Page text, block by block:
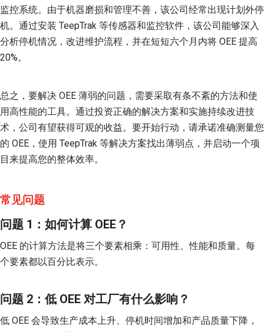
监控系统。由于机器磨损和管理不善，该公司经常出现计划外停
机。通过安装 TeepTrak 等传感器和监控软件，该公司能够深入
分析停机情况，改进维护流程，并在短短六个月内将 OEE 提高
20%。
总之，要解决 OEE 薄弱的问题，需要采取有条不紊的方法和使
用高性能的工具。通过投资正确的解决方案和实施持续改进技
术，公司有望获得可观的收益。要开始行动，请承诺准确测量您
的 OEE，使用 TeepTrak 等解决方案找出薄弱点，并启动一个项
目来提高您的整体效率。
常见问题
问题 1：如何计算 OEE？
OEE 的计算方法是将三个要素相乘：可用性、性能和质量。每
个要素都以百分比表示。
问题 2：低 OEE 对工厂有什么影响？
低 OEE 会导致生产成本上升、停机时间增加和产品质量下降，